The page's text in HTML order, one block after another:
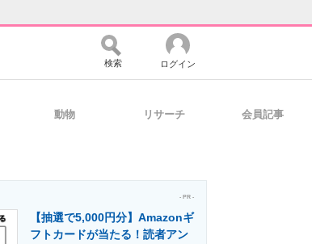
マーケ×ITの今がよく分かる
検索 ログイン
動物 リサーチ 会員記事
- PR -
【抽選で5,000円分】Amazonギ
フトカードが当たる！読者アン